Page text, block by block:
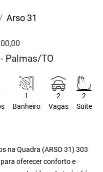
Arso 31
Palmas/TO
1
Banheiro
2
Vagas
2
Suite
na Quadra (ARSO 31) 303
oferecer conforto e